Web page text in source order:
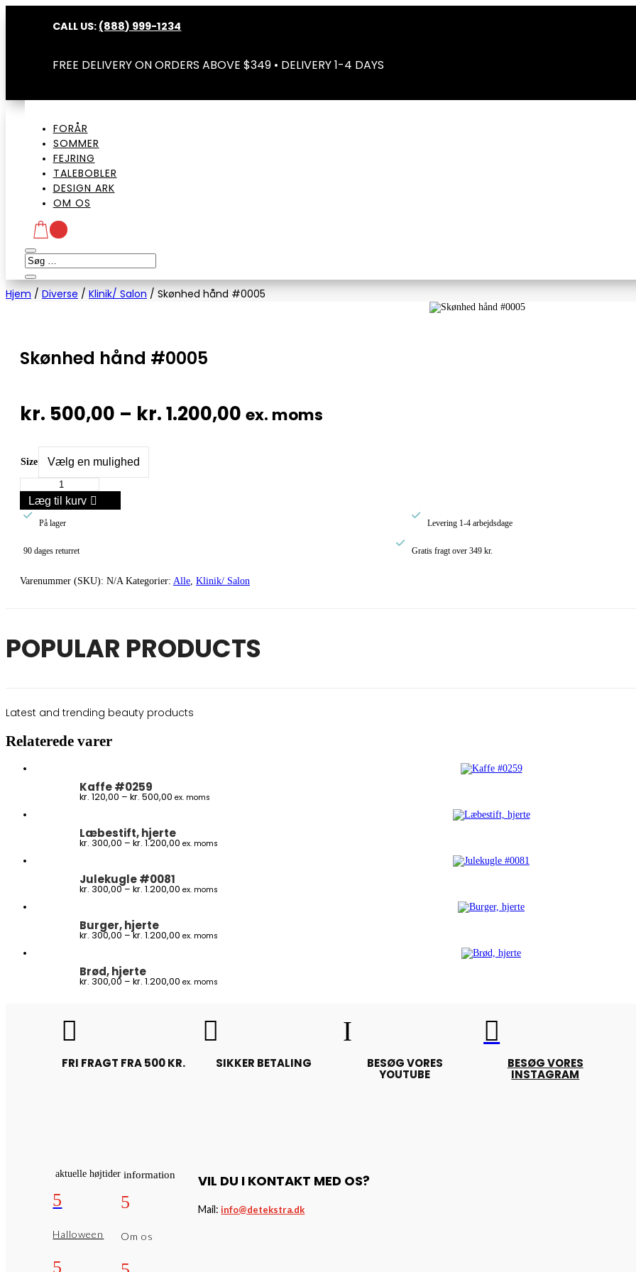
CALL US: (888) 999-1234
FREE DELIVERY ON ORDERS ABOVE $349 • DELIVERY 1-4 DAYS
FORÅR
SOMMER
FEJRING
TALEBOBLER
DESIGN ARK
OM OS
Hjem / Diverse / Klinik/ Salon / Skønhed hånd #0005
Skønhed hånd #0005
kr. 500,00 – kr.1.200,00Prisinterval:
ex. moms
Size
hånd
#0005
antal
Læg til kurv

På lager

Levering 1-4 arbejdsdage
90 dages returret

Gratis fragt over 349 kr.
Varenummer (SKU): N/A Kategorier: Alle Klinik/ Salon
POPULAR PRODUCTS
Latest and trending beauty products
Relaterede varer
Kaffe #0259
kr. 120,00 – kr. 500,00 Prisinterval:
ex. moms
Læbestift, hjerte
kr. 300,00 – kr. 1.200,00 Prisinterval:
ex. moms
Julekugle #0081
kr. 300,00– kr. 1.200,00 Prisinterval:
ex. moms
Burger, hjerte
kr. 300,00 – kr. 1.200,00 Prisinterval:
ex. moms
Brød, hjerte
kr. 300,00 – kr. 1.200,00 Prisinterval:
ex. moms

FRI FRAGT FRA 500 KR.

SIKKER BETALING
I
BESØG VORES
YOUTUBE

BESØG VORES
INSTAGRAM
aktuelle højtider
5
Halloween
5
information
5
Om os
VIL DU I KONTAKT MED OS?
Mail:info@detekstra.dk